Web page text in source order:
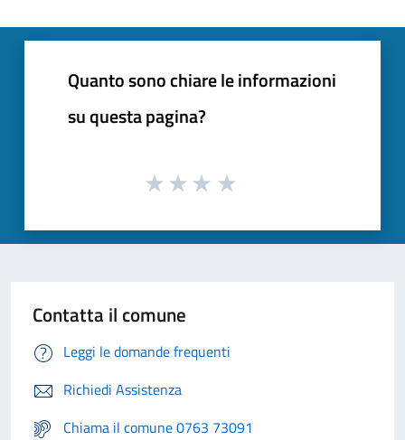
Quanto sono chiare le informazioni
su questa pagina?
Contatta il comune
Leggi le domande frequenti
Richiedi Assistenza
Chiama il comune 0763 73091